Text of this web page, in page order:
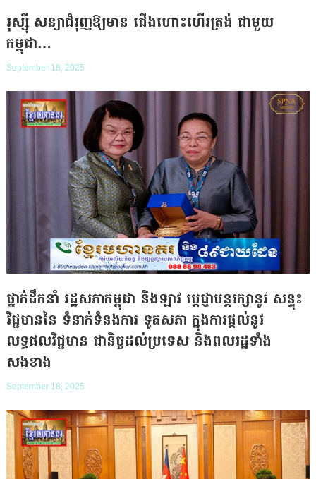
រុស្ស៊ី សន្យាជំរុញឱ្យមាន ជើងហោះហើរត្រង់ ជាមួយ
កម្ពុជា…
September 18, 2025
ថ្នាក់ដឹកនាំ រដ្ឋសភាកម្ពុជា និងឡាវ ប្តេជ្ញាបន្តរក្សានូវ សន្ទុះ
វិជ្ជមាននៃ ទំនាក់ទំនងការ ទូតសភា ក្នុងការផ្តល់នូវ
លទ្ធផលវិជ្ជមាន ជានិច្ចដល់ប្រទេស និងពលរដ្ឋទាំង
សងខាង
September 18, 2025